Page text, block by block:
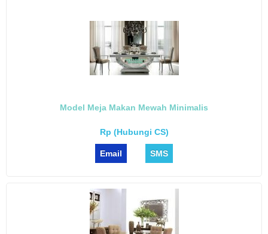
Model Meja Makan Mewah Minimalis
Rp (Hubungi CS)
Email SMS